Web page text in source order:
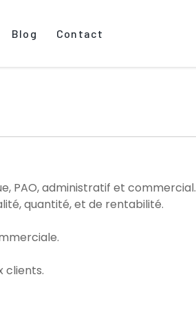
Blog Contact
PAO, administratif et commercial.
quantité, et de rentabilité.
clients.